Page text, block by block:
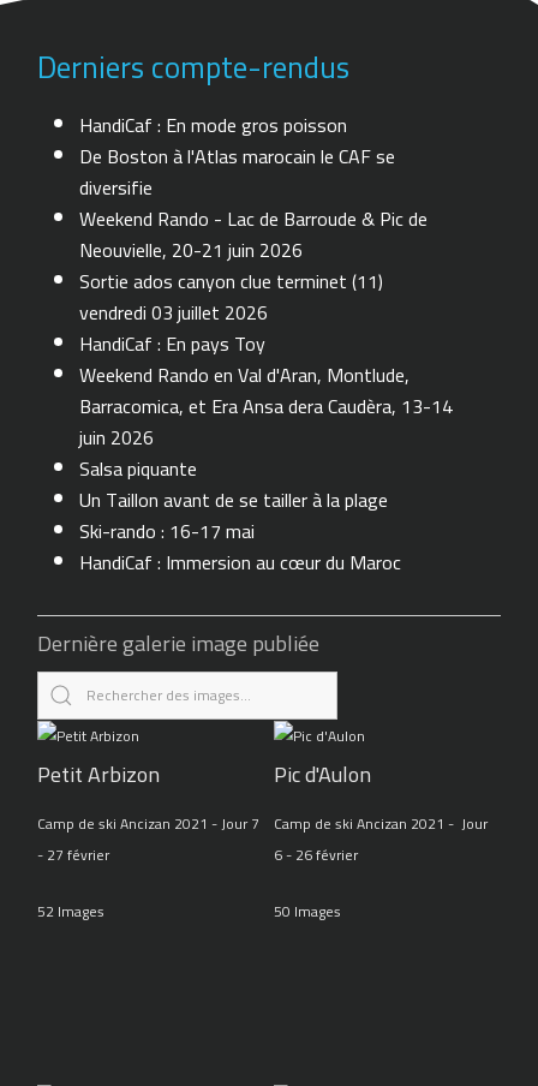
Derniers compte-rendus
HandiCaf : En mode gros poisson
De Boston à l'Atlas marocain le CAF se
diversifie
Weekend Rando - Lac de Barroude & Pic de
Neouvielle, 20-21 juin 2026
Sortie ados canyon clue terminet (11)
vendredi 03 juillet 2026
HandiCaf : En pays Toy
Weekend Rando en Val d'Aran, Montlude,
Barracomica, et Era Ansa dera Caudèra, 13-14
juin 2026
Salsa piquante
Un Taillon avant de se tailler à la plage
Ski-rando : 16-17 mai
HandiCaf : Immersion au cœur du Maroc
Dernière galerie image publiée
Petit Arbizon
Camp de ski Ancizan 2021 - Jour 7
- 27 février
52 Images
Pic d'Aulon
Camp de ski Ancizan 2021 - Jour
6 - 26 février
50 Images